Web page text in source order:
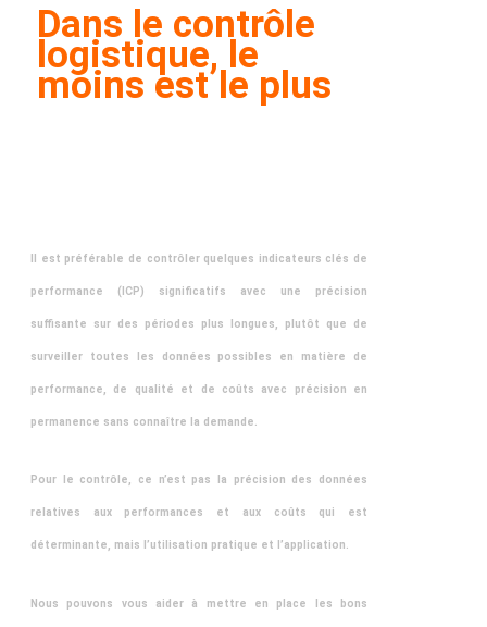
Dans le contrôle
logistique, le
moins est le plus
Il est préférable de contrôler quelques indicateurs clés de
performance (ICP) significatifs avec une précision
suffisante sur des périodes plus longues, plutôt que de
surveiller toutes les données possibles en matière de
performance, de qualité et de coûts avec précision en
permanence sans connaître la demande.
Pour le contrôle, ce n’est pas la précision des données
relatives aux performances et aux coûts qui est
déterminante, mais l’utilisation pratique et l’application.
Nous pouvons vous aider à mettre en place les bons